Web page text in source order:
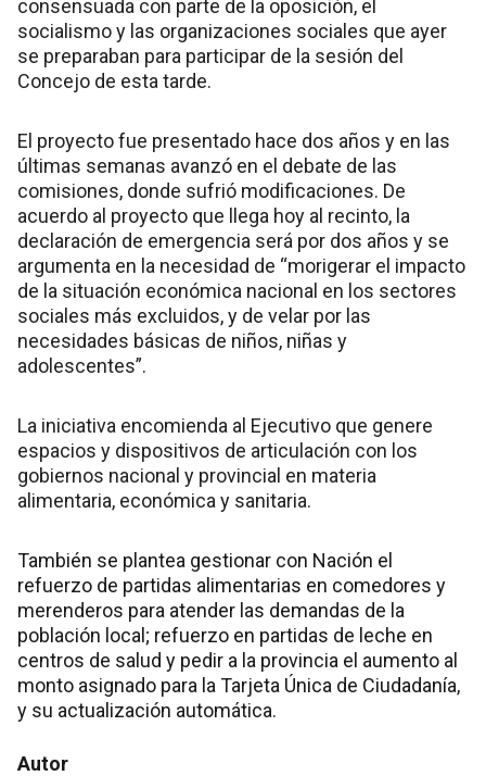
consensuada con parte de la oposición, el
socialismo y las organizaciones sociales que ayer
se preparaban para participar de la sesión del
Concejo de esta tarde.
El proyecto fue presentado hace dos años y en las
últimas semanas avanzó en el debate de las
comisiones, donde sufrió modificaciones. De
acuerdo al proyecto que llega hoy al recinto, la
declaración de emergencia será por dos años y se
argumenta en la necesidad de “morigerar el impacto
de la situación económica nacional en los sectores
sociales más excluidos, y de velar por las
necesidades básicas de niños, niñas y
adolescentes”.
La iniciativa encomienda al Ejecutivo que genere
espacios y dispositivos de articulación con los
gobiernos nacional y provincial en materia
alimentaria, económica y sanitaria.
También se plantea gestionar con Nación el
refuerzo de partidas alimentarias en comedores y
merenderos para atender las demandas de la
población local; refuerzo en partidas de leche en
centros de salud y pedir a la provincia el aumento al
monto asignado para la Tarjeta Única de Ciudadanía,
y su actualización automática.
Autor